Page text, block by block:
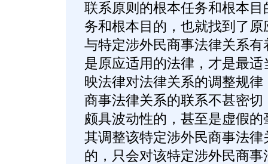
联系原则的根本任务和根本
务和根本目的，也就找到了
与特定涉外民商事法律关系
是原应适用的法律，才是最
映法律对法律关系的调整规
商事法律关系的联系不甚密
颇具波动性的，甚至是虚假
其调整该特定涉外民商事法
的，只会对该特定涉外民商